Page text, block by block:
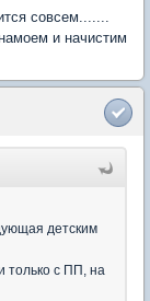
совсем.......
и начистим
детским
только с ПП, на